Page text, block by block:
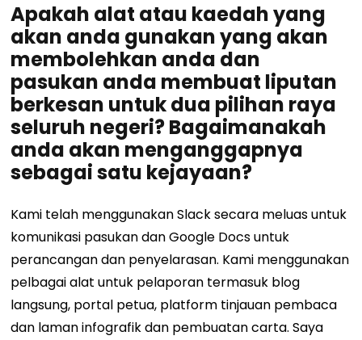
Apakah alat atau kaedah yang
akan anda gunakan yang akan
membolehkan anda dan
pasukan anda membuat liputan
berkesan untuk dua pilihan raya
seluruh negeri? Bagaimanakah
anda akan menganggapnya
sebagai satu kejayaan?
Kami telah menggunakan Slack secara meluas untuk
komunikasi pasukan dan Google Docs untuk
perancangan dan penyelarasan. Kami menggunakan
pelbagai alat untuk pelaporan termasuk blog
langsung, portal petua, platform tinjauan pembaca
dan laman infografik dan pembuatan carta. Saya